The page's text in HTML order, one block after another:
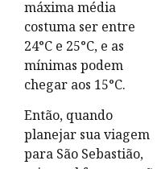
máxima média
costuma ser entre
24°C e 25°C, e as
mínimas podem
chegar aos 15°C.
Então, quando
planejar sua viagem
para São Sebastião,